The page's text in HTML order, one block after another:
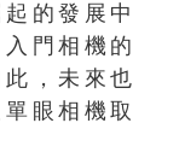
的發展中
門相機的
，未來也
眼相機取